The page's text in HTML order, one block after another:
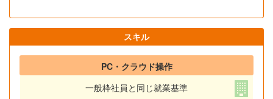
スキル
PC・クラウド操作
一般枠社員と同じ就業基準